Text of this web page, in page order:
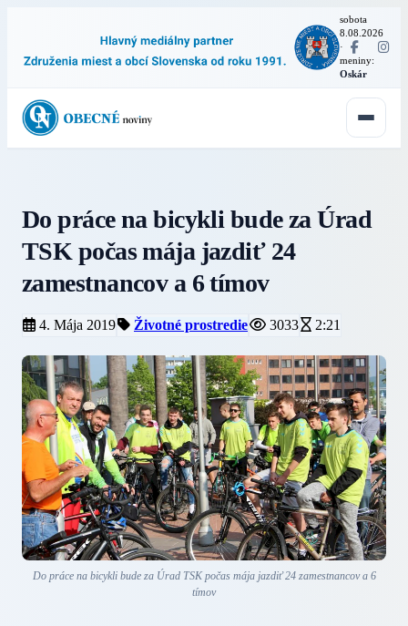
sobota
8.08.2026
·
meniny:
Oskár
Do práce na bicykli bude za Úrad
TSK počas mája jazdiť 24
zamestnancov a 6 tímov
4. Mája 2019 Životné prostredie 3033 2:21
Do práce na bicykli bude za Úrad TSK počas mája jazdiť 24 zamestnancov a 6
tímov